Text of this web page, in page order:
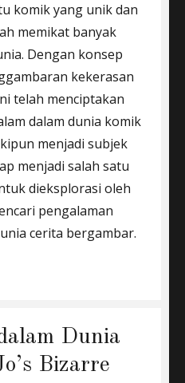
komik yang unik dan
memikat banyak
Dengan konsep
kekerasan
telah menciptakan
dalam dunia komik
menjadi subjek
menjadi salah satu
dieksplorasi oleh
pengalaman
cerita bergambar.
Dunia
Bizarre